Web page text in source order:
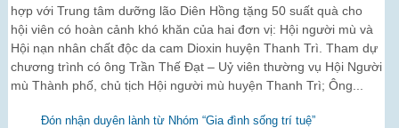
hợp với Trung tâm dưỡng lão Diên Hồng tặng 50 suất quà cho
hội viên có hoàn cảnh khó khăn của hai đơn vị: Hội người mù và
Hội nạn nhân chất độc da cam Dioxin huyện Thanh Trì. Tham dự
chương trình có ông Trần Thế Đạt – Uỷ viên thường vụ Hội Người
mù Thành phố, chủ tịch Hội người mù huyện Thanh Trì; Ông...
Đón nhận duyên lành từ Nhóm “Gia đình sống trí tuệ”